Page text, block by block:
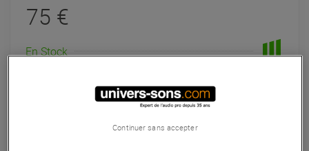
75 €
En Stock
Expédiable immédiatement
Retrait magasin en 24h
Continuer sans accepter